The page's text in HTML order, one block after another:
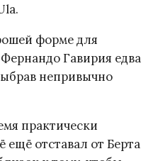
форме для
Гавирия едва
непривычно
практически
ещё отставал от Берта